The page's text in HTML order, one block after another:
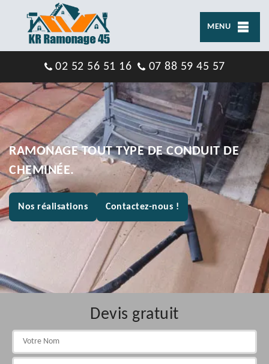
MENU
02 52 56 51 16 07 88 59 45 57
RAMONAGE TOUT TYPE DE CONDUIT DE
CHEMINÉE.
Nos réalisations Contactez-nous !
Devis gratuit